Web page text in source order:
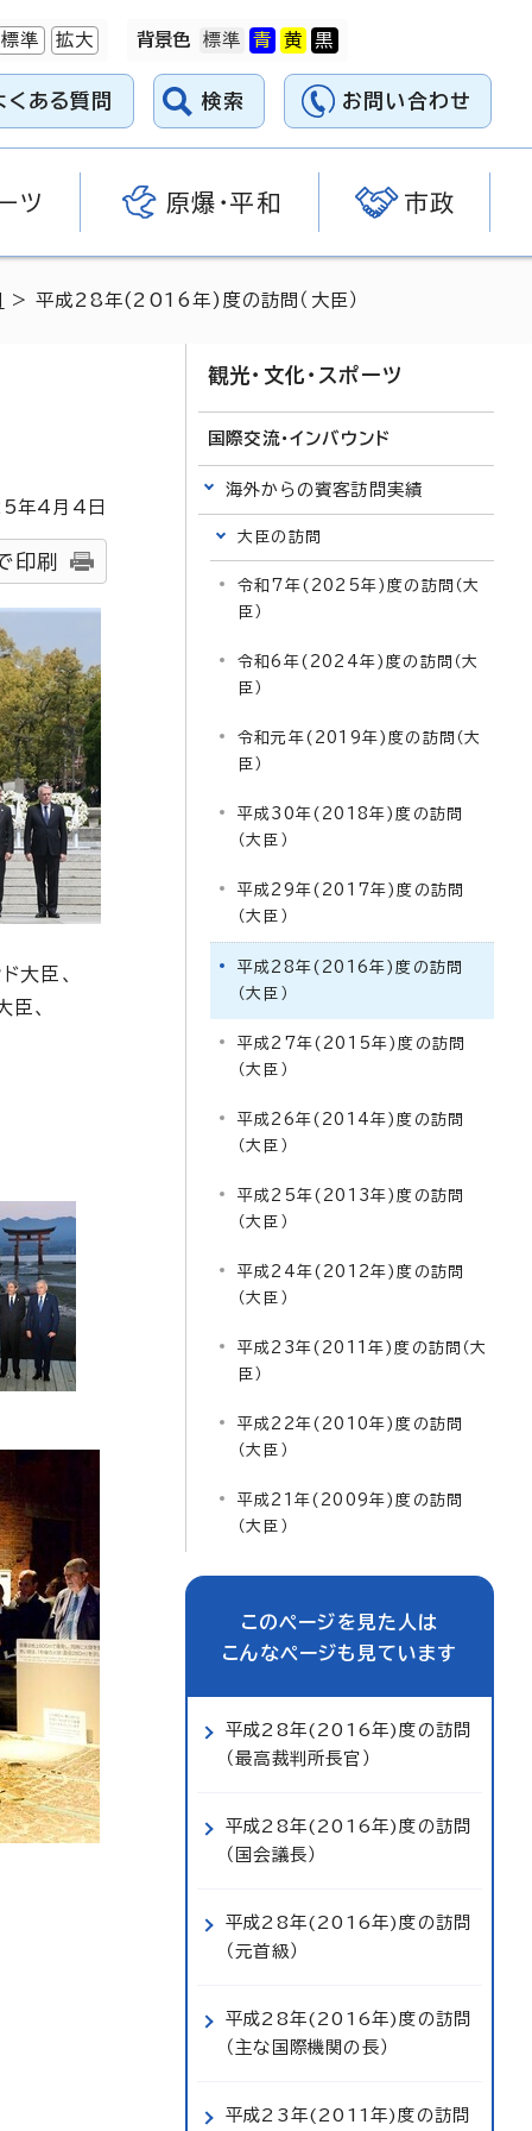
標準 拡大 背景色
くある質問 検索 お問い合わせ
ツ 原爆・平和 市政
> 平成28年(2016年)度の訪問（大臣）
年4月4日
印刷
大臣、
、
観光・文化・スポーツ
国際交流・インバウンド
海外からの賓客訪問実績
大臣の訪問
令和7年(2025年)度の訪問（大
臣）
令和6年(2024年)度の訪問（大
臣）
令和元年(2019年)度の訪問（大
臣）
平成30年(2018年)度の訪問
（大臣）
平成29年(2017年)度の訪問
（大臣）
平成28年(2016年)度の訪問
（大臣）
平成27年(2015年)度の訪問
（大臣）
平成26年(2014年)度の訪問
（大臣）
平成25年(2013年)度の訪問
（大臣）
平成24年(2012年)度の訪問
（大臣）
平成23年(2011年)度の訪問（大
臣）
平成22年(2010年)度の訪問
（大臣）
平成21年(2009年)度の訪問
（大臣）
このページを見た人は
こんなページも見ています
平成28年(2016年)度の訪問
（最高裁判所長官）
平成28年(2016年)度の訪問
（国会議長）
平成28年(2016年)度の訪問
（元首級）
平成28年(2016年)度の訪問
（主な国際機関の長）
平成23年(2011年)度の訪問